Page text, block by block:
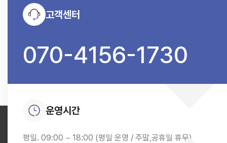
고객센터
070-4156-1730
운영시간
평일. 09:00 ~ 18:00 (평일 운영 / 주말,공휴일 휴무)